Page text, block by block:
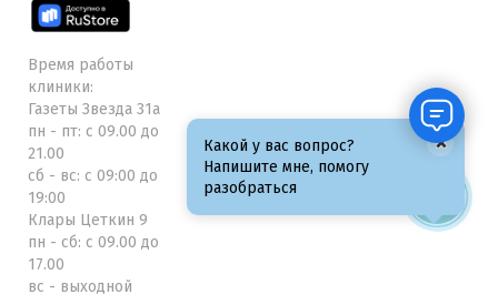
Время работы
клиники:
Газеты Звезда 31а
пн - пт: с 09.00 до
21.00
сб - вс: с 09:00 до
19:00
Клары Цеткин 9
пн - сб: с 09.00 до
17.00
вс - выходной
Какой у вас вопрос?
Напишите мне, помогу
разобраться
×